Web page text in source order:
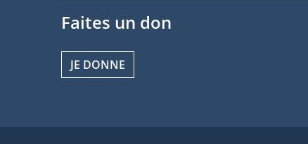
Faites un don
JE DONNE